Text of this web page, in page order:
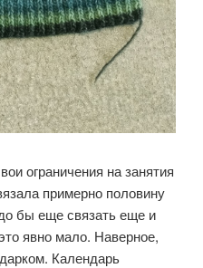
ограничения на занятия
примерно половину
бы еще связать еще и
явно мало. Наверное,
Календарь